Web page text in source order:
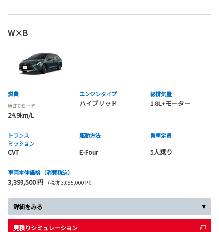
W×B
燃費
WLTCモード
24.9km/L
エンジンタイプ
ハイブリッド
総排気量
1.8L+モーター
トランス
ミッション
CVT
駆動方法
E-Four
乗車定員
5人乗り
車両本体価格 （消費税込）
3,393,500 円 （税抜 3,085,000 円）
詳細をみる
見積りシミュレーション